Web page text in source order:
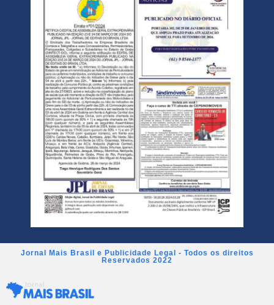
Jornal Mais Brasil e Publicidade Legal - Todos os direitos
Reservados 2022